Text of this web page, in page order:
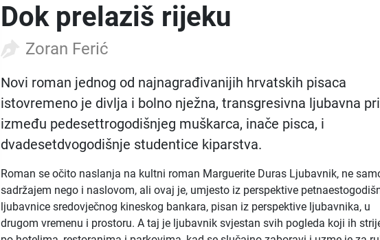
Dok prelaziš rijeku
Zoran Ferić
Novi roman jednog od najnagrađivanijih hrvatskih pisaca
istovremeno je divlja i bolno nježna, transgresivna ljubavna
između pedesettrogodišnjeg muškarca, inače pisca, i
dvadesetdvogodišnje studentice kiparstva.
Roman se očito naslanja na kultni roman Marguerite Duras Ljubavnik, ne
sadržajem nego i naslovom, ali ovaj je, umjesto iz perspektive
ljubavnice sredovječnog kineskog bankara, pisan iz perspektive ljubavnika, u
drugom vremenu i prostoru. A taj je ljubavnik svjestan svih pogleda koji ih